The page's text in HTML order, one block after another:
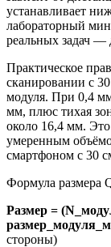
устанавливает
лабораторный
реальных задач —
Практическое
сканировании с
модуля. При 0,4
мм, плюс тихая
около 16,4 мм.
умеренным
смартфоном с 30
Формула размера
Размер =
стороны)